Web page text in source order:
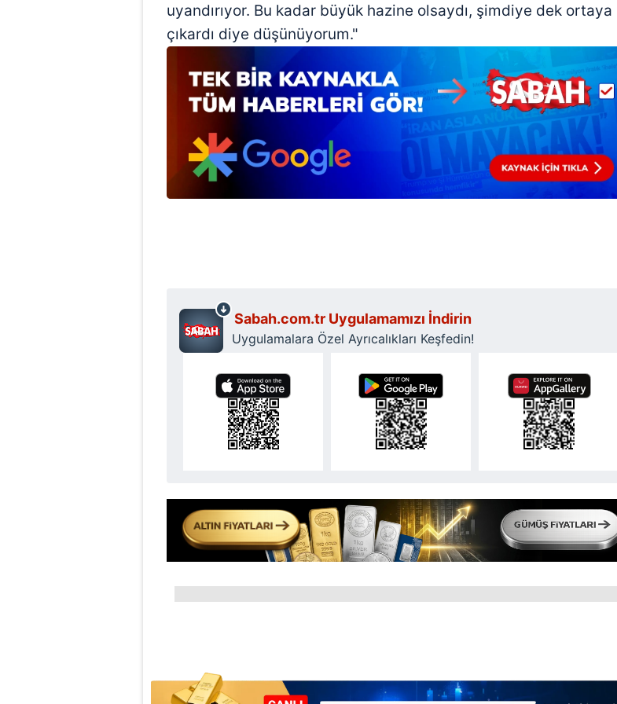
mevzuata uygun olarak kullanılan çerezlerle ilgili bilgi almak için lütfentıklayınız
uyandırıyor. Bu kadar büyük hazine olsaydı, şimdiye dek ortaya
çıkardı diye düşünüyorum."
Sabah.com.tr Uygulamamızı İndirin
Uygulamalara Özel Ayrıcalıkları Keşfedin!